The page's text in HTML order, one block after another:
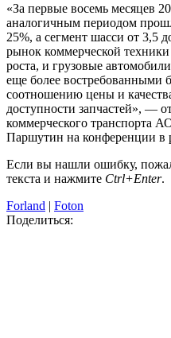
«За первые восемь месяцев
аналогичным периодом
25%, а сегмент шасси от 3,5
рынок коммерческой
роста, и грузовые
еще более востребованными
соотношению цены и
доступности запчастей», —
коммерческого транспорта
Паршутин на конференции в
Если вы нашли ошибку,
текста и нажмите Ctrl+Enter.
Forland | Foton
Поделиться: